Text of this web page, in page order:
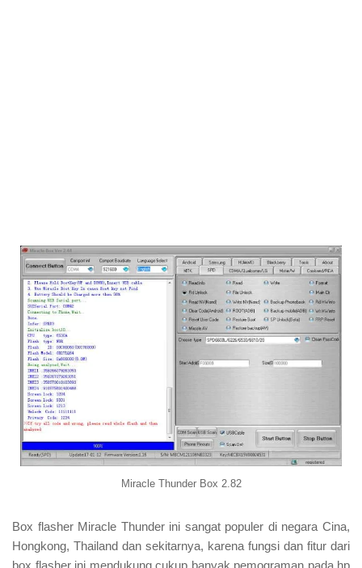
Miracle Thunder Box 2.82
Box flasher Miracle Thunder ini sangat populer di negara Cina,
Hongkong, Thailand dan sekitarnya, karena fungsi dan fitur dari
box flasher ini mendukung cukup banyak pemograman pada hp